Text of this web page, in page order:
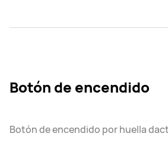
Botón de encendido
Botón de encendido por huella